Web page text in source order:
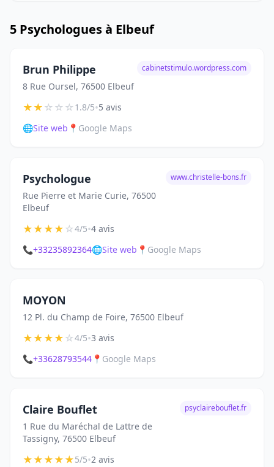
5 Psychologues à Elbeuf
Brun Philippe
8 Rue Oursel, 76500 Elbeuf
cabinetstimulo.wordpress.com
★★☆☆☆1.8/5•5 avis
🌐Site web 📍 Google Maps
Psychologue
Rue Pierre et Marie Curie, 76500
Elbeuf
www.christelle-bons.fr
★★★★☆4/5•4 avis
📞+33235892364🌐Site web 📍 Google Maps
MOYON
12 Pl. du Champ de Foire, 76500 Elbeuf
★★★★☆4/5•3 avis
📞+33628793544 📍 Google Maps
Claire Bouflet
1 Rue du Maréchal de Lattre de
Tassigny, 76500 Elbeuf
psyclairebouflet.fr
★★★★★5/5•2 avis